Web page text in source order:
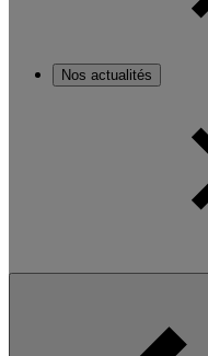
Nos actualités